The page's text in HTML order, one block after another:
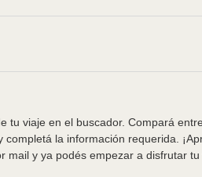
viaje en el buscador. Compará
la información requerida.
mail y ya podés empezar a disfrutar tu